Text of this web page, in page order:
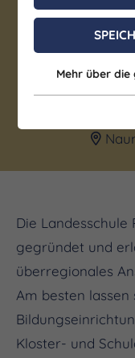
29.
Die Landesschule
gegründet und
überregionales
Am besten lassen
Kloster- und
Mehr über